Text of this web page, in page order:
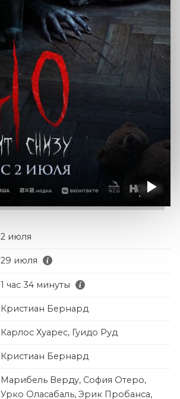
2 июля
29 июля
1 час 34 минуты
Кристиан Бернард
Карлос Хуарес, Гуидо Руд
Кристиан Бернард
Марибель Верду, София Отеро,
Урко Оласабаль, Эрик Пробанса,